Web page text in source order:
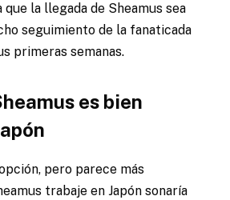
la llegada de Sheamus sea
seguimiento de la fanaticada
primeras semanas.
es bien
pero parece más
trabaje en Japón sonaría